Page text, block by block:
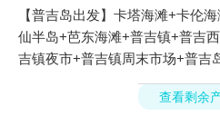
击场+普吉岛丛林大象保护区+普
乐部Gold Shooter Club+芭东步行
老虎公园+普吉岛甲途射击中心ส
【普吉岛出发】卡塔海滩+卡伦
仙半岛+芭东海滩+普吉镇+普吉
吉镇夜市+普吉镇周末市场+普吉
顶大佛+普吉岛王权免税店KING
海豚馆+普吉岛大树秋千1日游
查看剩余